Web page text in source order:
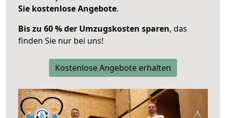
Sie kostenlose Angebote.
Bis zu 60 % der Umzugskosten sparen, das
finden Sie nur bei uns!
Kostenlose Angebote erhalten